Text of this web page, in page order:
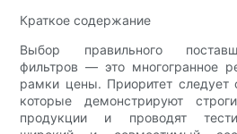
Краткое содержание
Выбор правильного
фильтров — это многогранное
рамки цены. Приоритет следует
которые демонстрируют
продукции и проводят